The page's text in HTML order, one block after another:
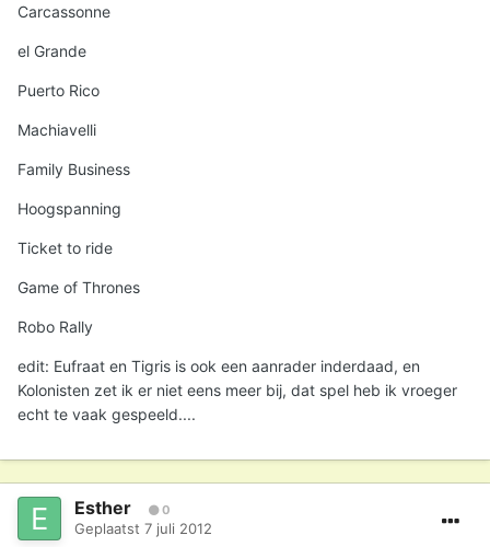
Carcassonne
el Grande
Puerto Rico
Machiavelli
Family Business
Hoogspanning
Ticket to ride
Game of Thrones
Robo Rally
edit: Eufraat en Tigris is ook een aanrader inderdaad, en
Kolonisten zet ik er niet eens meer bij, dat spel heb ik vroeger
echt te vaak gespeeld....
Esther 0
Geplaatst 7 juli 2012